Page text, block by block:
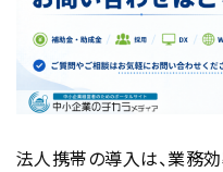
2年契約・自動更新の
端末割引・法人向け
通信業界の制度変更
違約金は「コスト回収
意
法人携帯の導入は、業務